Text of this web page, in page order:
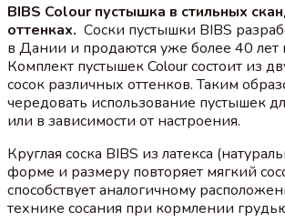
BIBS Colour пустышка в стильных
оттенках. Соски пустышки BIBS
в Дании и продаются уже более 40 лет
Комплект пустышек Colour состоит из
сосок различных оттенков. Таким
чередовать использование пустышек
или в зависимости от настроения.
Круглая соска BIBS из латекса
форме и размеру повторяет мягкий
способствует аналогичному
технике сосания при кормлении